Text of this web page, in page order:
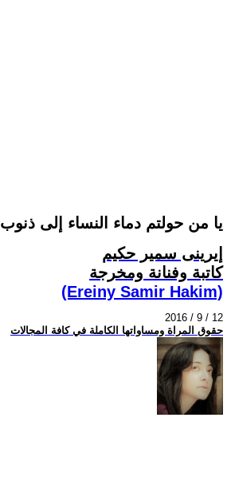
يا من حولتم دماء النساء إلى ذنوب
إيرينى سمير حكيم
كاتبة وفنانة ومخرجة
(Ereiny Samir Hakim)
2016 / 9 / 12
حقوق المراة ومساواتها الكاملة في كافة المجالات